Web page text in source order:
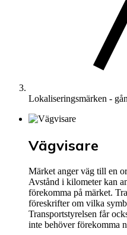
Lokaliseringsmärken -
Vägvisare
Märket anger väg till en
Avstånd i kilometer kan
förekomma på märket.
föreskrifter om vilka
Transportstyrelsen får
inte behöver förekomma